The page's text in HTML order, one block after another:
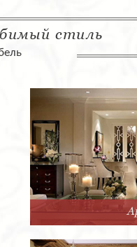
стиль